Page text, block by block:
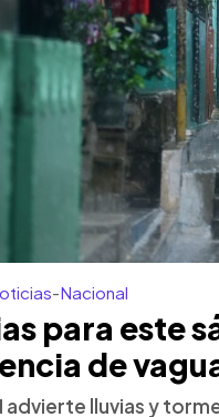
-Nacional
para este
de
advierte lluvias y